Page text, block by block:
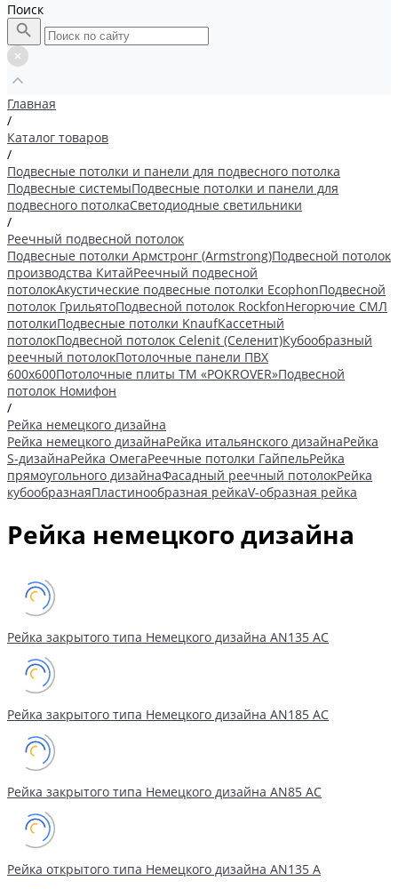
Поиск
Главная
/
Каталог товаров
/
Подвесные потолки и панели для подвесного потолка
Подвесные системыПодвесные потолки и панели для
подвесного потолкаСветодиодные светильники
/
Реечный подвесной потолок
Подвесные потолки Армстронг (Armstrong)Подвесной потолок
производства КитайРеечный подвесной
потолокАкустические подвесные потолки EcophonПодвесной
потолок ГрильятоПодвесной потолок RockfonНегорючие СМЛ
потолкиПодвесные потолки KnaufКассетный
потолокПодвесной потолок Celenit (Селенит)Кубообразный
реечный потолокПотолочные панели ПВХ
600х600Потолочные плиты ТМ «POKROVER»Подвесной
потолок Номифон
/
Рейка немецкого дизайна
Рейка немецкого дизайнаРейка итальянского дизайнаРейка
S-дизайнаРейка ОмегаРеечные потолки ГайпельРейка
прямоугольного дизайнаФасадный реечный потолокРейка
кубообразнаяПластинообразная рейкаV-образная рейка
Рейка немецкого дизайна
Рейка закрытого типа Немецкого дизайна АN135 АС
Рейка закрытого типа Немецкого дизайна АN185 АС
Рейка закрытого типа Немецкого дизайна АN85 АС
Рейка открытого типа Немецкого дизайна АN135 А